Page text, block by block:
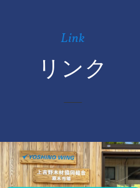
Link
リンク